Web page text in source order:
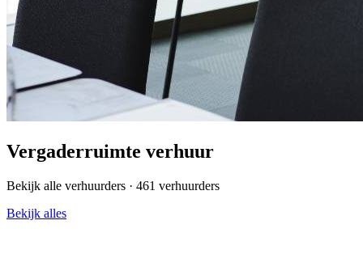
Vergaderruimte verhuur
Bekijk alle verhuurders · 461 verhuurders
Bekijk alles